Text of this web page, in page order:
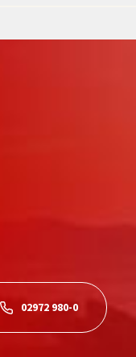
02972 980-0